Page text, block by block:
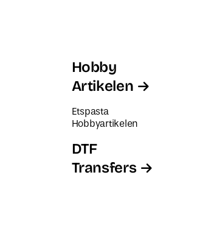
Hobby
Artikelen
Etspasta
Hobbyartikelen
DTF
Transfers